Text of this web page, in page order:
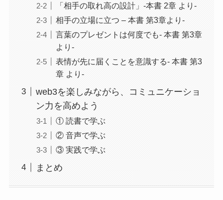
「相手の取れ高の設計」-本書 2章 より-
相手の立場に立つ – 本書 第3章より-
言葉のプレゼントは何度でも- 本書 第3章
より-
表情が先に届くことを意識する- 本書 第3
章 より-
web3を楽しみながら、コミュニケーショ
ン力を高めよう
① 読書で学ぶ
② 音声で学ぶ
③ 実践で学ぶ
まとめ